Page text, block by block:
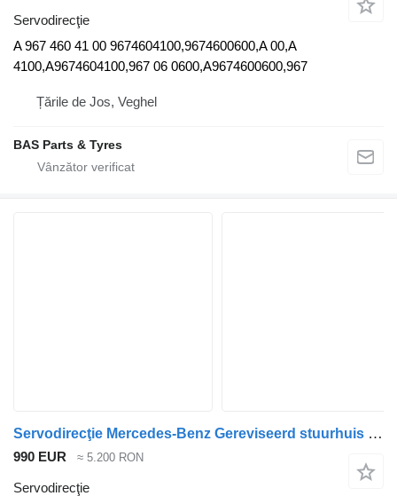
Servodirecţie
A 967 460 41 00 9674604100,9674600600,A 00,A
4100,A9674604100,967 06 0600,A9674600600,967
Țările de Jos, Veghel
BAS Parts & Tyres
Servodirecţie Mercedes-Benz Gereviseerd stuurhuis Mercedes Actros MP4 A9604603200 pentru camion
990 EUR ≈ 5.200 RON
Servodirecţie